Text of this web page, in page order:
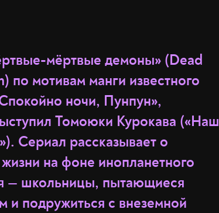
мёртвые демоны» (Dead
мотивам манги известного
ночи, Пунпун»,
Томоюки Курокава («Наш
Сериал рассказывает о
на фоне инопланетного
— школьницы, пытающиеся
и подружиться с внеземной